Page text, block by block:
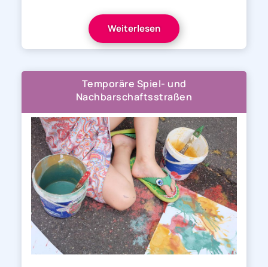
Weiterlesen
Temporäre Spiel- und
Nachbarschaftsstraßen